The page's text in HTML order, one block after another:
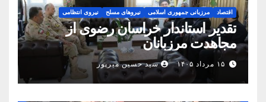
اقتصاد مرزبانی جمهوری اسلامی نیروهای مسلح نیروی انتظامی
تقدیر استاندار خراسان رضوی از
مجاهدت مرزبانان
۱۵ مرداد ۱۴۰۵ سید حسین میرپور